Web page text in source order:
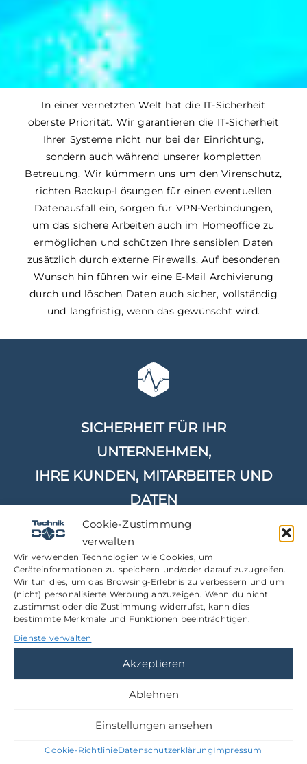
Cookie-Zustimmung
verwalten
Wir verwenden Technologien wie Cookies, um
Geräteinformationen zu speichern und/oder darauf zuzugreifen.
Wir tun dies, um das Browsing-Erlebnis zu verbessern und um
(nicht) personalisierte Werbung anzuzeigen. Wenn du nicht
zustimmst oder die Zustimmung widerrufst, kann dies
bestimmte Merkmale und Funktionen beeinträchtigen.
Dienste verwalten
Akzeptieren
Ablehnen
Einstellungen ansehen
Cookie-RichtlinieDatenschutzerklärungImpressum
In einer vernetzten Welt hat die IT-Sicherheit
oberste Priorität. Wir garantieren die IT-Sicherheit
Ihrer Systeme nicht nur bei der Einrichtung,
sondern auch während unserer kompletten
Betreuung. Wir kümmern uns um den Virenschutz,
richten Backup-Lösungen für einen eventuellen
Datenausfall ein, sorgen für VPN-Verbindungen,
um das sichere Arbeiten auch im Homeoffice zu
ermöglichen und schützen Ihre sensiblen Daten
zusätzlich durch externe Firewalls. Auf besonderen
Wunsch hin führen wir eine E-Mail Archivierung
durch und löschen Daten auch sicher, vollständig
und langfristig, wenn das gewünscht wird.
SICHERHEIT FÜR IHR
UNTERNEHMEN,
IHRE KUNDEN, MITARBEITER UND
DATEN
Hardware und Systeme müssen vor externen
samt Datenklau rund um die Uhr geschützt